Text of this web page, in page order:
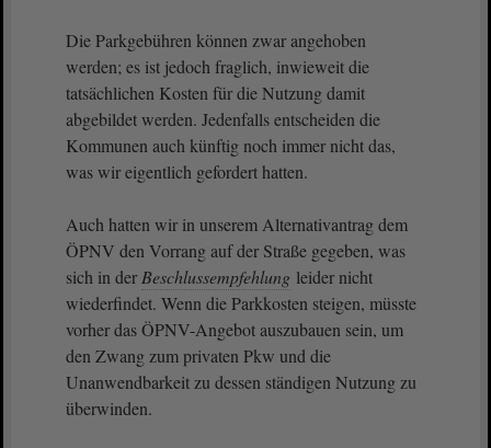
Die Parkgebühren können zwar angehoben
werden; es ist jedoch fraglich, inwieweit die
tatsächlichen Kosten für die Nutzung damit
abgebildet werden. Jedenfalls entscheiden die
Kommunen auch künftig noch immer nicht das,
was wir eigentlich gefordert hatten.
Auch hatten wir in unserem Alternativantrag dem
ÖPNV den Vorrang auf der Straße gegeben, was
sich in der Beschlussempfehlung leider nicht
wiederfindet. Wenn die Parkkosten steigen, müsste
vorher das ÖPNV-Angebot auszubauen sein, um
den Zwang zum privaten Pkw und die
Unanwendbarkeit zu dessen ständigen Nutzung zu
überwinden.